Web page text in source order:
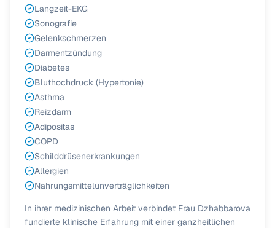
Langzeit-EKG
Sonografie
Gelenkschmerzen
Darmentzündung
Diabetes
Bluthochdruck (Hypertonie)
Asthma
Reizdarm
Adipositas
COPD
Schilddrüsenerkrankungen
Allergien
Nahrungsmittelunverträglichkeiten
In ihrer medizinischen Arbeit verbindet Frau Dzhabbarova
fundierte klinische Erfahrung mit einer ganzheitlichen